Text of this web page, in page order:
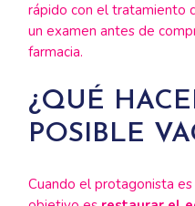
rápido con el tratamiento
un examen antes de
farmacia.
¿QUÉ
POSIBLE
Cuando el protagonista